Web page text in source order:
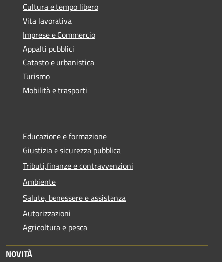
Cultura e tempo libero
Vita lavorativa
Imprese e Commercio
Appalti pubblici
Catasto e urbanistica
Turismo
Mobilità e trasporti
Educazione e formazione
Giustizia e sicurezza pubblica
Tributi,finanze e contravvenzioni
Ambiente
Salute, benessere e assistenza
Autorizzazioni
Agricoltura e pesca
NOVITÀ